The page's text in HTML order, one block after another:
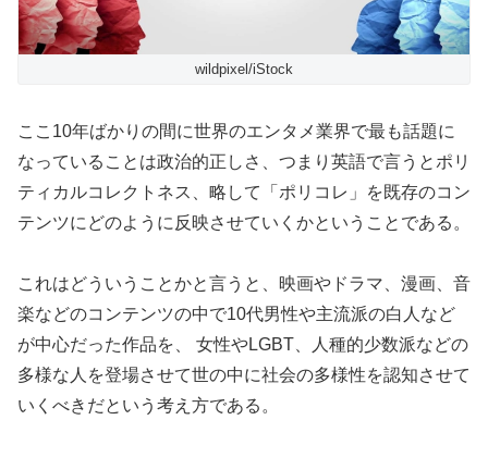
wildpixel/iStock
ここ10年ばかりの間に世界のエンタメ業界で最も話題に
なっていることは政治的正しさ、つまり英語で言うとポリ
ティカルコレクトネス、略して「ポリコレ」を既存のコン
テンツにどのように反映させていくかということである。
これはどういうことかと言うと、映画やドラマ、漫画、音
楽などのコンテンツの中で10代男性や主流派の白人など
が中心だった作品を、 女性やLGBT、人種的少数派などの
多様な人を登場させて世の中に社会の多様性を認知させて
いくべきだという考え方である。